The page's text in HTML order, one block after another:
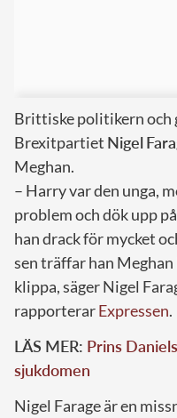
Brittiske politikern och
Brexitpartiet Nigel
Meghan.
– Harry var den unga,
problem och dök upp
han drack för mycket
sen träffar han
klippa, säger Nigel
rapporterarExpressen.
LÄS MER: Prins
sjukdomen
Nigel Farage är en